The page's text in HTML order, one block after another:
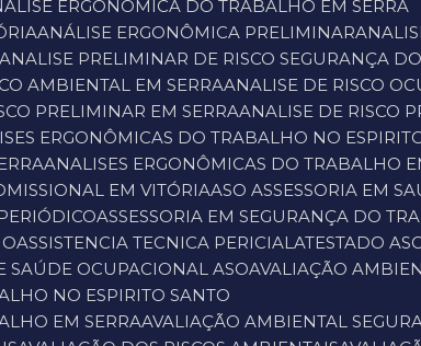
ERGONÔMICA DO TRABALHO EM SERRA
ANÁLISE ERGONÔMICA PRELIMINAR
ANALISE PRELIMINAR DE RISCO SEGURANÇA
AMBIENTAL EM SERRA
ANALISE DE RISCO
PRELIMINAR EM SERRA
ANALISE DE RISCO
ERGONÔMICAS DO TRABALHO NO
ANALISES ERGONÔMICAS DO TRABALHO
EM VITÓRIA ASO ASSESSORIA EM
PERIÓDICO ASSESSORIA EM SEGURANÇA DO
ASSISTENCIA TECNICA PERICIAL ATESTADO
SAÚDE OCUPACIONAL ASO AVALIAÇÃO
NO ESPIRITO SANTO
EM SERRA AVALIAÇÃO AMBIENTAL